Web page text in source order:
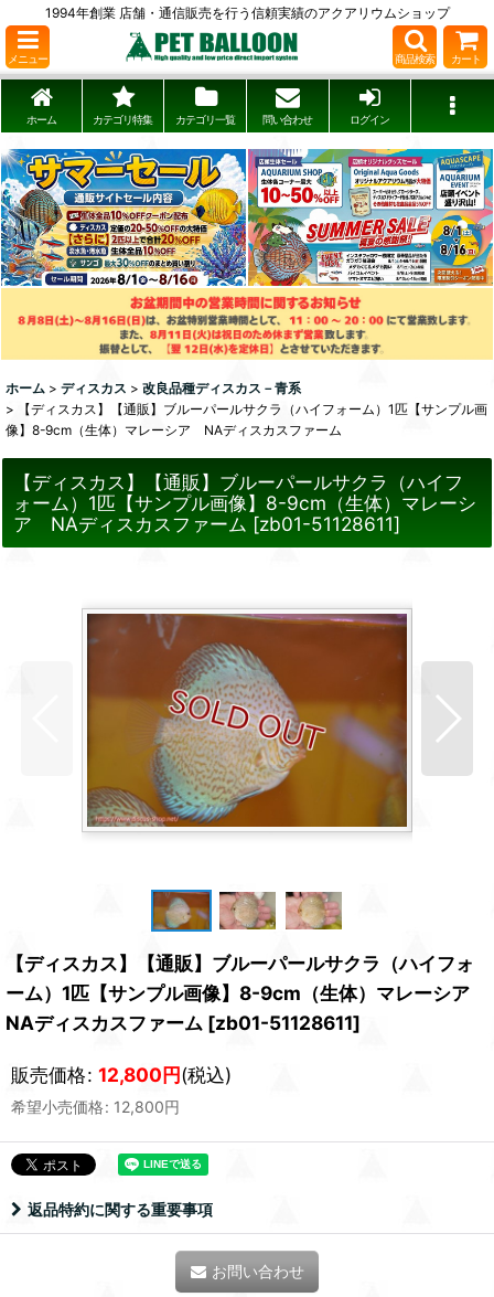
1994年創業 店舗・通信販売を行う信頼実績のアクアリウムショップ
メニュー 商品検索 カート
ホーム カテゴリ特集 カテゴリ一覧 問い合わせ ログイン
ホーム > ディスカス > 改良品種ディスカス－青系
>
【ディスカス】【通販】ブルーパールサクラ（ハイフォーム）1匹【サンプル画
像】8-9cm（生体）マレーシア NAディスカスファーム
【ディスカス】【通販】ブルーパールサクラ（ハイフ
ォーム）1匹【サンプル画像】8-9cm（生体）マレーシ
ア NAディスカスファーム [zb01-51128611]
【ディスカス】【通販】ブルーパールサクラ（ハイフォ
ーム）1匹【サンプル画像】8-9cm（生体）マレーシア
NAディスカスファーム [zb01-51128611]
販売価格: 12,800円(税込)
希望小売価格: 12,800円
返品特約に関する重要事項
お問い合わせ